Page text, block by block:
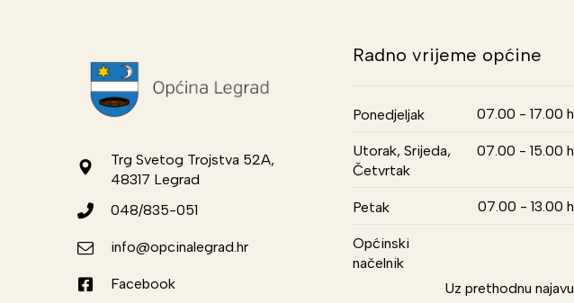
Trg Svetog Trojstva 52A,
48317 Legrad
048/835-051
info@opcinalegrad.hr
Facebook
Radno vrijeme općine
Ponedjeljak 07.00 - 17.00 h
Utorak, Srijeda,
Četvrtak
07.00 - 15.00 h
Petak 07.00 - 13.00 h
Općinski
načelnik
Uz prethodnu najavu